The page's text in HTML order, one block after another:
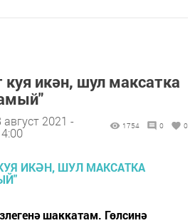
икән, шул максатка
август 2021 -
1754 0 0
шаккатам. Гөлсинә